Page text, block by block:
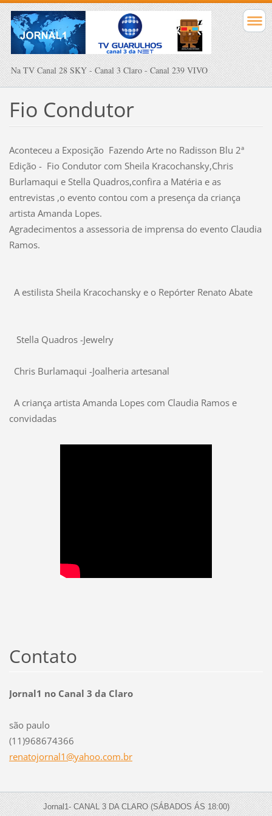
Na TV Canal 28 SKY - Canal 3 Claro - Canal 239 VIVO
Fio Condutor
Aconteceu a Exposição Fazendo Arte no Radisson Blu 2ª
Edição -Fio Condutor com Sheila Kracochansky,Chris
Burlamaqui e Stella Quadros,confira a Matéria e as
entrevistas ,o evento contou com a presença da criança
artista Amanda Lopes.
Agradecimentos a assessoria de imprensa do evento Claudia
Ramos.
A estilista Sheila Kracochansky e o Repórter Renato Abate
Stella Quadros -Jewelry
Chris Burlamaqui -Joalheria artesanal
A criança artista Amanda Lopes com Claudia Ramos e
convidadas
Contato
Jornal1 no Canal 3 da Claro
são paulo
(11)968674366
renatojornal1@yahoo.com.br
Jornal1- CANAL 3 DA CLARO (SÁBADOS ÁS 18:00)